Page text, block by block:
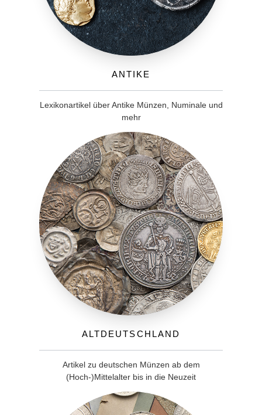
Antike
Lexikonartikel über Antike Münzen, Numinale und
mehr
Altdeutschland
Artikel zu deutschen Münzen ab dem
(Hoch-)Mittelalter bis in die Neuzeit